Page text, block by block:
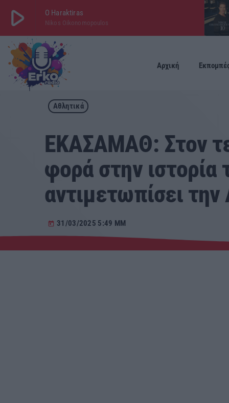
play_arrow O Haraktiras
Nikos Oikonomopoulos
play_arrow ΕΡΚΟ
LIVE
Αρχική
Αθλητικά
ΕΚΑΣΑΜΑΘ: Στον
φορά στην ιστορία
αντιμετωπίσει
today 31/03/2025 5:49 ΜΜ